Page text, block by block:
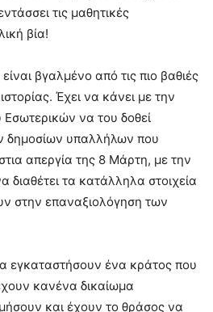
τις μαθητικές
βία!
βγαλμένο από τις πιο βαθιές
Έχει να κάνει με την
να του δοθεί
δημοσίων υπαλλήλων που
απεργία της 8 Μάρτη, με την
διαθέτει τα κατάλληλα στοιχεία
στην επαναξιολόγηση των
εγκαταστήσουν ένα κράτος που
κανένα δικαίωμα
και έχουν το θράσος να